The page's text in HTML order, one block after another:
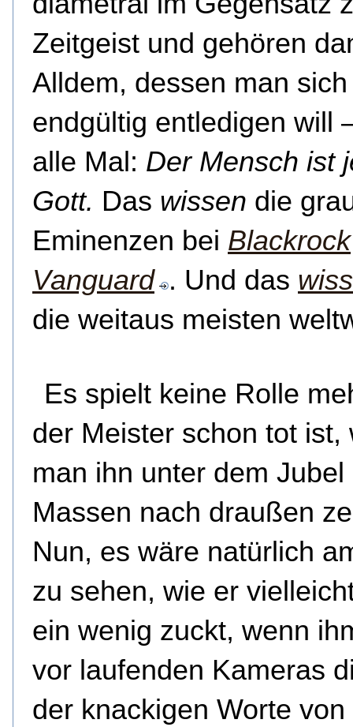
Zeitgeist und gehören
Alldem, dessen man
endgültig entledigen will
alle Mal: Der Mensch ist
Gott. Das wissen die
Eminenzen bei Blackrock
Vanguard . Und das
die weitaus meisten
Es spielt keine Rolle
der Meister schon tot ist,
man ihn unter dem Jubel
Massen nach draußen
Nun, es wäre natürlich
zu sehen, wie er
ein wenig zuckt, wenn
vor laufenden Kameras
der knackigen Worte von